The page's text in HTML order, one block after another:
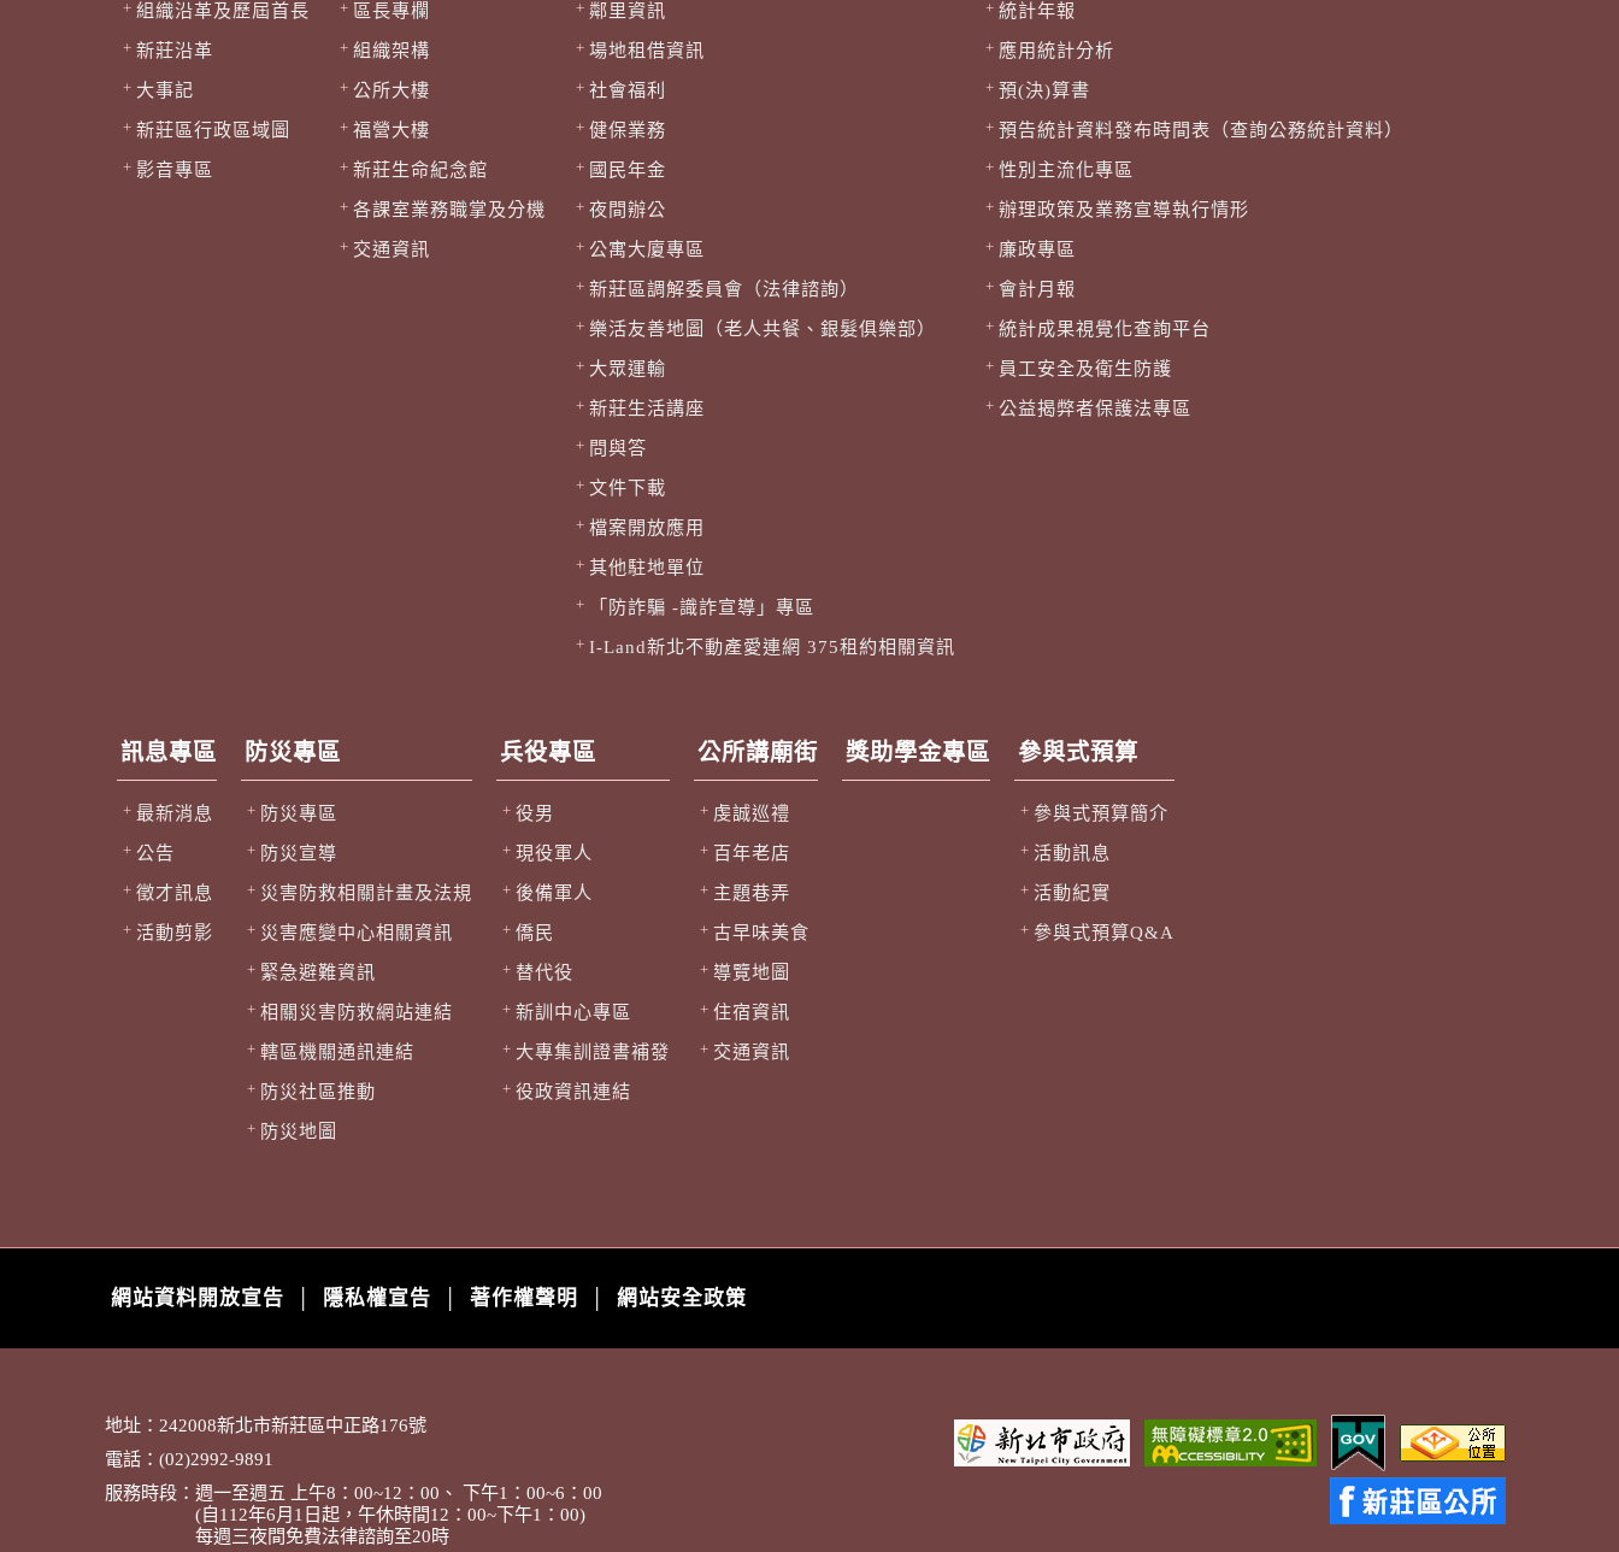
組織沿革及歷屆首長
新莊沿革
大事記
新莊區行政區域圖
影音專區
區長專欄
組織架構
公所大樓
福營大樓
新莊生命紀念館
各課室業務職掌及分機
交通資訊
鄰里資訊
場地租借資訊
社會福利
健保業務
國民年金
夜間辦公
公寓大廈專區
新莊區調解委員會（法律諮詢）
樂活友善地圖（老人共餐、銀髮俱樂部）
大眾運輸
新莊生活講座
問與答
文件下載
檔案開放應用
其他駐地單位
「防詐騙 -識詐宣導」專區
I-Land新北不動產愛連網 375租約相關資訊
統計年報
應用統計分析
預(決)算書
預告統計資料發布時間表（查詢公務統計資料）
性別主流化專區
辦理政策及業務宣導執行情形
廉政專區
會計月報
統計成果視覺化查詢平台
員工安全及衛生防護
公益揭弊者保護法專區
訊息專區
最新消息
公告
徵才訊息
活動剪影
防災專區
防災專區
防災宣導
災害防救相關計畫及法規
災害應變中心相關資訊
緊急避難資訊
相關災害防救網站連結
轄區機關通訊連結
防災社區推動
防災地圖
兵役專區
役男
現役軍人
後備軍人
僑民
替代役
新訓中心專區
大專集訓證書補發
役政資訊連結
公所講廟街
虔誠巡禮
百年老店
主題巷弄
古早味美食
導覽地圖
住宿資訊
交通資訊
獎助學金專區 參與式預算
參與式預算簡介
活動訊息
活動紀實
參與式預算Q&A
網站資料開放宣告 隱私權宣告 著作權聲明 網站安全政策
地址：242008新北市新莊區中正路176號
電話：(02)2992-9891
服務時段：週一至週五 上午8：00~12：00、 下午1：00~6：00
(自112年6月1日起，午休時間12：00~下午1：00)
每週三夜間免費法律諮詢至20時